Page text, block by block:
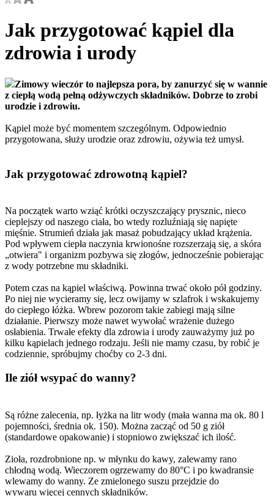
Jak przygotować kąpiel dla
zdrowia i urody
Zimowy wieczór to najlepsza pora, by zanurzyć się w wannie
z ciepłą wodą pełną odżywczych składników. Dobrze to zrobi
urodzie i zdrowiu.
Kąpiel może być momentem szczególnym. Odpowiednio
przygotowana, służy urodzie oraz zdrowiu, ożywia też umysł.
Jak przygotować zdrowotną kąpiel?
Na początek warto wziąć krótki oczyszczający prysznic, nieco
cieplejszy od naszego ciała, bo wtedy rozluźniają się napięte
mięśnie. Strumień działa jak masaż pobudzający układ krążenia.
Pod wpływem ciepła naczynia krwionośne rozszerzają się, a skóra
„otwiera" i organizm pozbywa się złogów, jednocześnie pobierając
z wody potrzebne mu składniki.
Potem czas na kąpiel właściwą. Powinna trwać około pół godziny.
Po niej nie wycieramy się, lecz owijamy w szlafrok i wskakujemy
do ciepłego łóżka. Wbrew pozorom takie zabiegi mają silne
działanie. Pierwszy może nawet wywołać wrażenie dużego
osłabienia. Trwałe efekty dla zdrowia i urody zauważymy już po
kilku kąpielach jednego rodzaju. Jeśli nie mamy czasu, by robić je
codziennie, spróbujmy choćby co 2-3 dni.
Ile ziół wsypać do wanny?
Są różne zalecenia, np. łyżka na litr wody (mała wanna ma ok. 80 l
pojemności, średnia ok. 150). Można zacząć od 50 g ziół
(standardowe opakowanie) i stopniowo zwiększać ich ilość.
Zioła, rozdrobnione np. w młynku do kawy, zalewamy rano
chłodną wodą. Wieczorem ogrzewamy do 80°C i po kwadransie
wlewamy do wanny. Ze zmielonego suszu przejdzie do
wywaru więcej cennych składników.